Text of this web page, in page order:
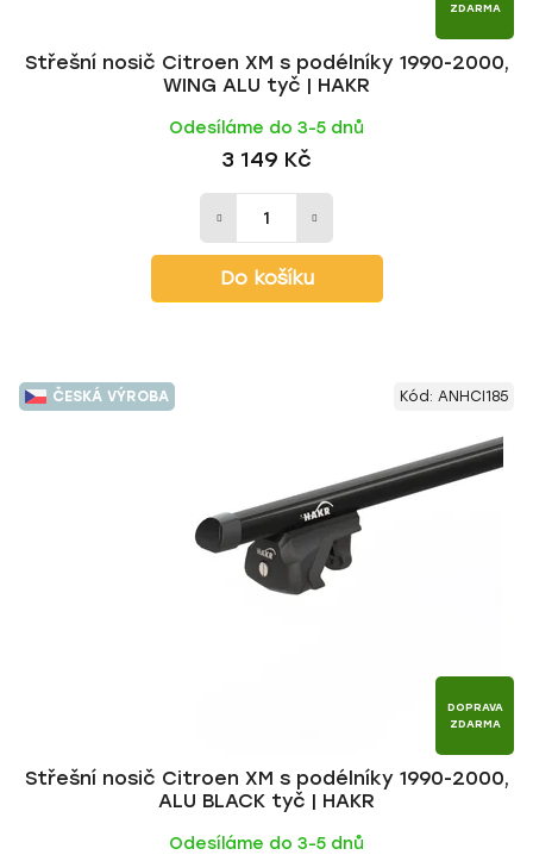
ZDARMA
Střešní nosič Citroen XM s podélníky 1990-2000,
WING ALU tyč | HAKR
Odesíláme do 3-5 dnů
3 149 Kč
Do košíku
ČESKÁ VÝROBA
DOPRAVA
ZDARMA
Střešní nosič Citroen XM s podélníky 1990-2000,
ALU BLACK tyč | HAKR
Odesíláme do 3-5 dnů
Kód: ANHCI185